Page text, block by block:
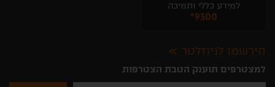
למידע כללי ותמיכה
*9300
הירשמו לניוזלטר
למצטרפים תוענק הטבת הצטרפות